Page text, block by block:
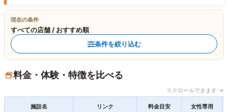
現在の条件
すべての店舗 / おすすめ順
条件を絞り込む
料金・体験・特徴を比べる
スクロールできます →
施設名 リンク 料金目安 女性専用